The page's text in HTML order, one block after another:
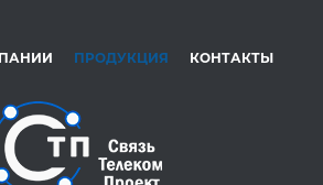
ПРОДУКЦИЯ КОНТАКТЫ